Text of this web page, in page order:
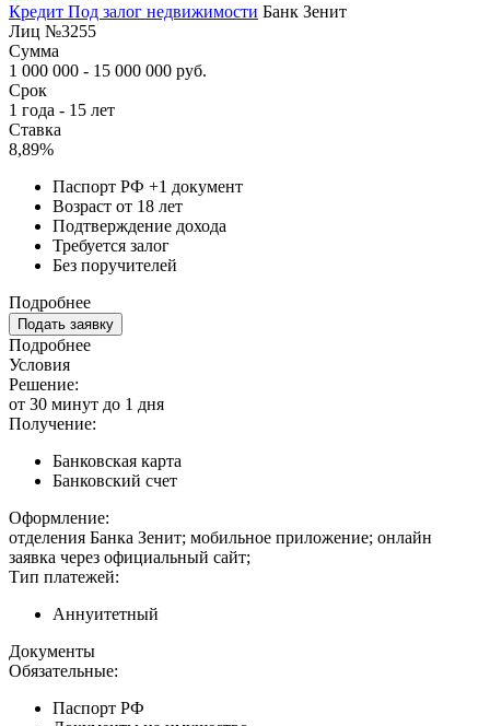
Кредит Под залог недвижимости Банк Зенит
Лиц №3255
Сумма
1 000 000 - 15 000 000 руб.
Срок
1 года - 15 лет
Ставка
8,89%
Паспорт РФ +1 документ
Возраст от 18 лет
Подтверждение дохода
Требуется залог
Без поручителей
Подробнее
Подать заявку
Подробнее
Условия
Решение:
от 30 минут до 1 дня
Получение:
Банковская карта
Банковский счет
Оформление:
отделения Банка Зенит; мобильное приложение; онлайн
заявка через официальный сайт;
Тип платежей:
Аннуитетный
Документы
Обязательные:
Паспорт РФ